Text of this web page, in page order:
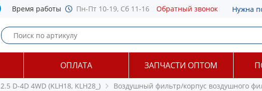
Время работы Пн-Пт 10-19, Сб 11-16 Обратный звонок Нужна
ОПЛАТА ЗАПЧАСТИ ОПТОМ
2.5 D-4D 4WD (KLH18, KLH28_) Воздушный фильтр/корпус воздушного